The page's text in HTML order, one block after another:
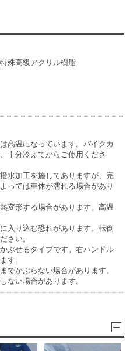
殊高級アクリル樹脂
高温になっています。バイクカ
十分冷えてからご使用くださ
水加工を施してありますが、完
っては車体が濡れる場合があり
変形する場合があります。高温
入り込む恐れがあります。転倒
さい。
ぶせるタイプです。右ハンドル
す。
でかぶらない場合があります。
ない場合があります。